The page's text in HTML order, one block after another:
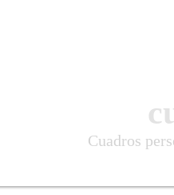
Cuadros